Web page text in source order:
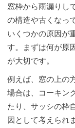
窓枠から雨漏りし
の構造や古くなっ
いくつかの原因が
す。まずは何が原
が大切です。
例えば、窓の上の
場合は、コーキン
たり、サッシの枠
因として考えられ